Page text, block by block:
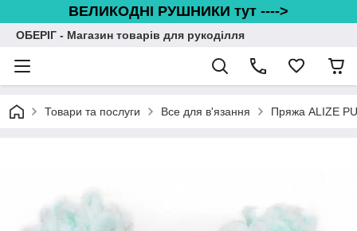
ВЕЛИКОДНІ РУШНИКИ тут ---->
ОБЕРІГ - Магазин товарів для рукоділля
Товари та послуги Все для в'язання Пряжа ALIZE